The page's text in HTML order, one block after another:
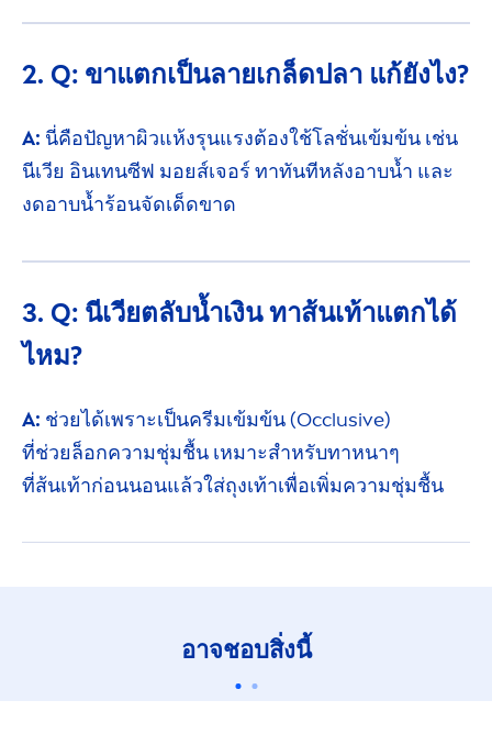
2. Q: ขาแตกเป็นลายเกล็ดปลา แก้ยังไง?
A: นี่คือปัญหาผิวแห้งรุนแรงต้องใช้โลชั่นเข้มข้น เช่น
นีเวีย อินเทนซีฟ มอยส์เจอร์ ทาทันทีหลังอาบน้ำ และ
งดอาบน้ำร้อนจัดเด็ดขาด
3. Q: นีเวียตลับน้ำเงิน ทาส้นเท้าแตกได้
ไหม?
A: ช่วยได้เพราะเป็นครีมเข้มข้น (Occlusive)
ที่ช่วยล็อกความชุ่มชื้น เหมาะสำหรับทาหนาๆ
ที่ส้นเท้าก่อนนอนแล้วใส่ถุงเท้าเพื่อเพิ่มความชุ่มชื้น
อาจชอบสิ่งนี้